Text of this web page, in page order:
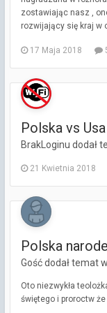
zostawiając nasz ,
rozwijający się kraj w
17 Maja 2018
Polska vs Usa
BrakLoginu dodał
21 Kwietnia 2018
Polska
Gość dodał temat w
Oto niezwykła
świętego i proroctw